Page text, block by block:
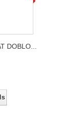
DOBLO...